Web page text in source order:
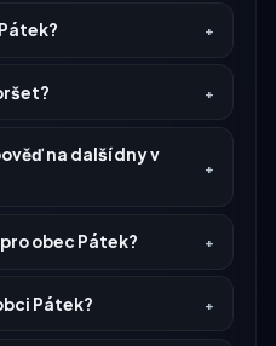
na další dny v
obec Pátek?
Pátek?